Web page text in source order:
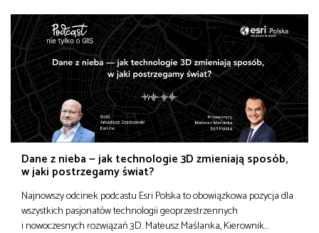
Dane z nieba — jak technologie 3D zmieniają sposób,
w jaki postrzegamy świat?
Najnowszy odcinek podcastu Esri Polska to obowiązkowa pozycja dla
wszystkich pasjonatów technologii geoprzestrzennych
i nowoczesnych rozwiązań 3D. Mateusz Maślanka, Kierownik…